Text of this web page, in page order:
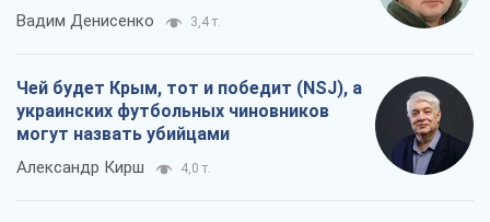
Вадим Денисенко 3,4 т.
Чей будет Крым, тот и победит (NSJ), а
украинских футбольных чиновников
могут назвать убийцами
Александр Кирш 4,0 т.